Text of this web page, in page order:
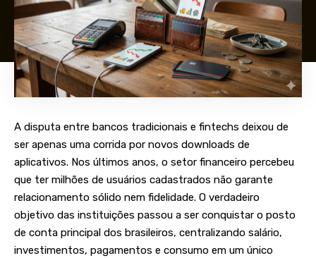
A disputa entre bancos tradicionais e fintechs deixou de
ser apenas uma corrida por novos downloads de
aplicativos. Nos últimos anos, o setor financeiro percebeu
que ter milhões de usuários cadastrados não garante
relacionamento sólido nem fidelidade. O verdadeiro
objetivo das instituições passou a ser conquistar o posto
de conta principal dos brasileiros, centralizando salário,
investimentos, pagamentos e consumo em um único